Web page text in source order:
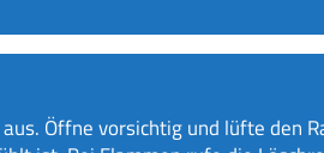
Öffne vorsichtig und lüfte den